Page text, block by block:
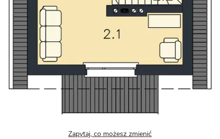
Zapytaj, co możesz zmienić